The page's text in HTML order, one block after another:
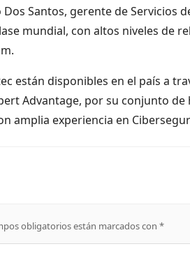
Santos, gerente de Servicios
mundial, con altos niveles de
están disponibles en el país a
Advantage, por su conjunto
amplia experiencia en
obligatorios están marcados con *